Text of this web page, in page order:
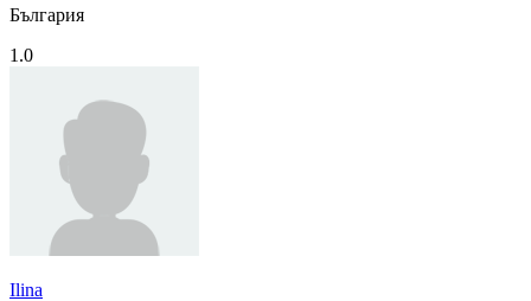
България
1.0
Ilina